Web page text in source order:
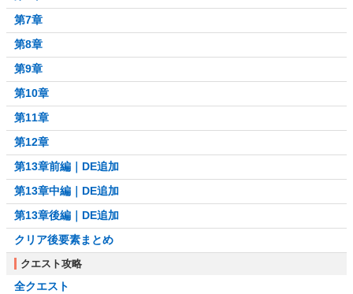
第7章
第8章
第9章
第10章
第11章
第12章
第13章前編｜DE追加
第13章中編｜DE追加
第13章後編｜DE追加
クリア後要素まとめ
クエスト攻略
全クエスト